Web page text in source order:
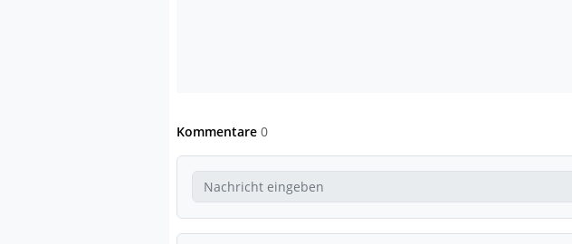
Kommentare 0